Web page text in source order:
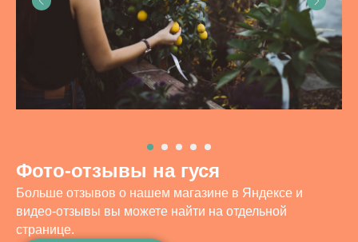
Фото-отзывы на гуся
Больше отзывов о нашем магазине в Яндексе и
видео-отзывы вы можете найти на отдельной
странице.